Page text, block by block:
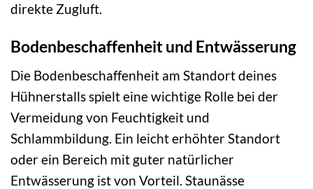
direkte Zugluft.
Bodenbeschaffenheit und Entwässerung
Die Bodenbeschaffenheit am Standort deines
Hühnerstalls spielt eine wichtige Rolle bei der
Vermeidung von Feuchtigkeit und
Schlammbildung. Ein leicht erhöhter Standort
oder ein Bereich mit guter natürlicher
Entwässerung ist von Vorteil. Staunässe